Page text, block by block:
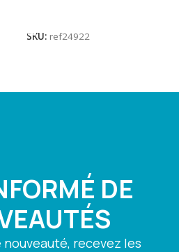
SKU: ref24922
DE
nouveauté, recevez les